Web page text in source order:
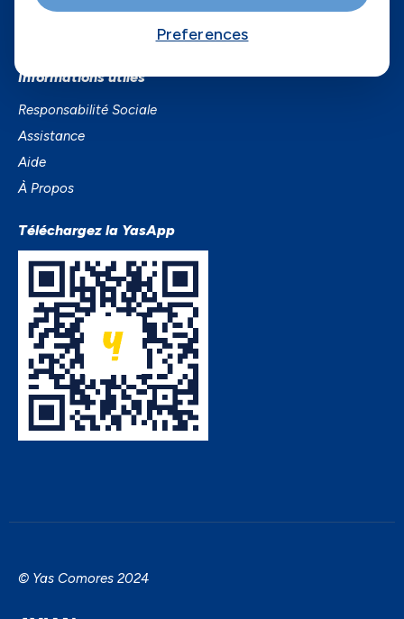
Business
Informations utiles
Responsabilité Sociale
Assistance
Aide
À Propos
Téléchargez la YasApp
© Yas Comores 2024
Preferences